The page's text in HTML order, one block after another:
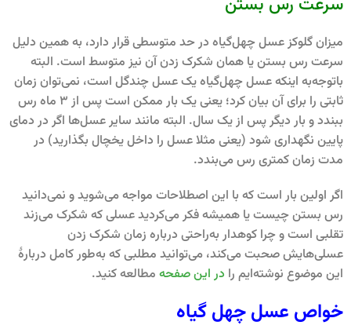
میزان گلوکز عسل چهل‌گیاه در حد متوسطی قرار دارد، به همین دلیل
سرعت رس بستن یا همان شکرک زدن آن نیز متوسط است. البته
باتوجه‌به اینکه عسل چهل‌گیاه یک عسل چندگل است، نمی‌توان زمان
ثابتی را برای آن بیان کرد؛ یعنی یک بار ممکن است پس از 3 ماه رس
ببندد و بار دیگر پس از یک سال. البته مانند سایر عسل‌ها اگر در دمای
پایین نگهداری شود (یعنی مثلا عسل را داخل یخچال بگذارید) در
مدت زمان کمتری رس می‌بندد.
اگر اولین بار است که با این اصطلاحات مواجه می‌شوید و نمی‌دانید
رس بستن چیست یا همیشه فکر می‌کردید عسلی که شکرک می‌زند
تقلبی است و چرا کوهدار به‌راحتی درباره زمان شکرک زدن
عسلی‌هایش صحبت می‌کند، می‌توانید مطلبی که به‌طور کامل دربارۀ
این موضوع نوشته‌ایم را در این صفحه مطالعه کنید.
خواص عسل چهل گیاه